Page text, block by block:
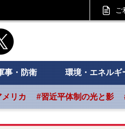
ご
フォーサイト
事・防衛 環境・エネルギ
リカ #習近平体制の光と影